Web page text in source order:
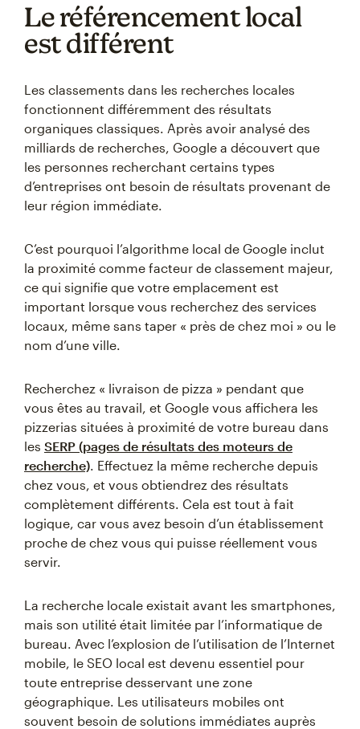
Le référencement local
est différent
Les classements dans les recherches locales
fonctionnent différemment des résultats
organiques classiques. Après avoir analysé des
milliards de recherches, Google a découvert que
les personnes recherchant certains types
d’entreprises ont besoin de résultats provenant de
leur région immédiate.
C’est pourquoi l’algorithme local de Google inclut
la proximité comme facteur de classement majeur,
ce qui signifie que votre emplacement est
important lorsque vous recherchez des services
locaux, même sans taper « près de chez moi » ou le
nom d’une ville.
Recherchez « livraison de pizza » pendant que
vous êtes au travail, et Google vous affichera les
pizzerias situées à proximité de votre bureau dans
les SERP (pages de résultats des moteurs de
recherche). Effectuez la même recherche depuis
chez vous, et vous obtiendrez des résultats
complètement différents. Cela est tout à fait
logique, car vous avez besoin d’un établissement
proche de chez vous qui puisse réellement vous
servir.
La recherche locale existait avant les smartphones,
mais son utilité était limitée par l’informatique de
bureau. Avec l’explosion de l’utilisation de l’Internet
mobile, le SEO local est devenu essentiel pour
toute entreprise desservant une zone
géographique. Les utilisateurs mobiles ont
souvent besoin de solutions immédiates auprès